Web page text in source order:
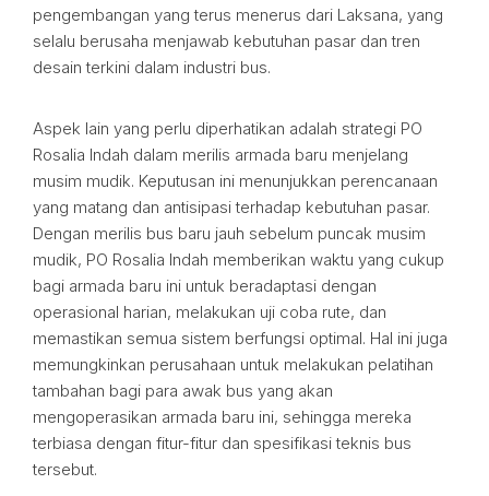
pengembangan yang terus menerus dari Laksana, yang
selalu berusaha menjawab kebutuhan pasar dan tren
desain terkini dalam industri bus.
Aspek lain yang perlu diperhatikan adalah strategi PO
Rosalia Indah dalam merilis armada baru menjelang
musim mudik. Keputusan ini menunjukkan perencanaan
yang matang dan antisipasi terhadap kebutuhan pasar.
Dengan merilis bus baru jauh sebelum puncak musim
mudik, PO Rosalia Indah memberikan waktu yang cukup
bagi armada baru ini untuk beradaptasi dengan
operasional harian, melakukan uji coba rute, dan
memastikan semua sistem berfungsi optimal. Hal ini juga
memungkinkan perusahaan untuk melakukan pelatihan
tambahan bagi para awak bus yang akan
mengoperasikan armada baru ini, sehingga mereka
terbiasa dengan fitur-fitur dan spesifikasi teknis bus
tersebut.